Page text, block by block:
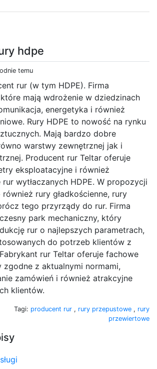
hdpe
temu
rur (w tym HDPE). Firma
mają wdrożenie w dziedzinach
energetyka i również
Rury HDPE to nowość na rynku
Mają bardzo dobre
warstwy zewnętrznej jak i
Producent rur Teltar oferuje
eksploatacyjne i również
wytłaczanych HDPE. W propozycji
rury gładkościenne, rury
tego przyrządy do rur. Firma
park mechaniczny, który
rur o najlepszych parametrach,
do potrzeb klientów z
rur Teltar oferuje fachowe
z aktualnymi normami,
zamówień i również atrakcyjne
klientów.
Tagi: producent rur , rury przepustowe , rury
przewiertowe